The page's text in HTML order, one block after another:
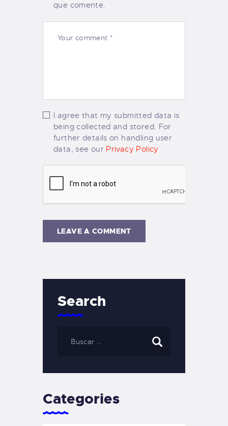
que comente.
I agree that my submitted data is
being collected and stored. For
further details on handling user
data, see our Privacy Policy
Search
Categories